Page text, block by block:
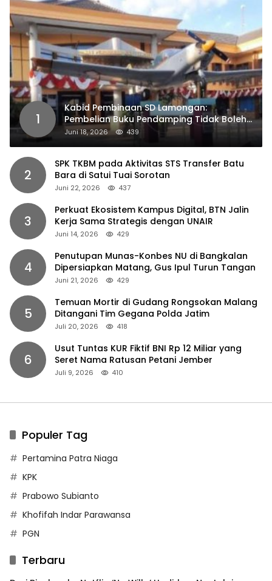
1
Kabid Pembinaan SD Lamongan:
Pembelian Buku Pendamping Tidak Boleh
Dipaksakan
Juni 18, 2026 439
2
SPK TKBM pada Aktivitas STS Transfer Batu
Bara di Satui Tuai Sorotan
Juni 22, 2026 437
3
Perkuat Ekosistem Kampus Digital, BTN Jalin
Kerja Sama Strategis dengan UNAIR
Juni 14, 2026 429
4
Penutupan Munas-Konbes NU di Bangkalan
Dipersiapkan Matang, Gus Ipul Turun Tangan
Juni 21, 2026 429
5
Temuan Mortir di Gudang Rongsokan Malang
Ditangani Tim Gegana Polda Jatim
Juli 20, 2026 418
6
Usut Tuntas KUR Fiktif BNI Rp 12 Miliar yang
Seret Nama Ratusan Petani Jember
Juli 9, 2026 410
Populer Tag
Pertamina Patra Niaga
KPK
Prabowo Subianto
Khofifah Indar Parawansa
PGN
Terbaru